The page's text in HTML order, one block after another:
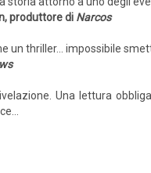
produttore di Narcos
un thriller... impossibile
Una lettura